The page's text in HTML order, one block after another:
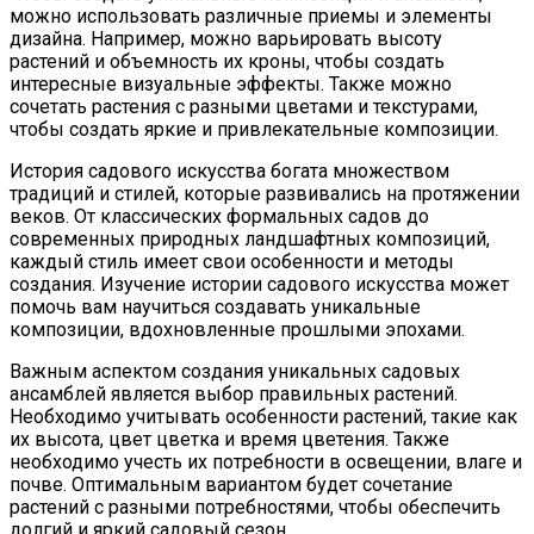
Самый Полезный Продукт Для Защиты
Костей От Старения: Что Должно Быть
В Рационе
можно использовать различные приемы и элементы
дизайна. Например, можно варьировать высоту
растений и объемность их кроны, чтобы создать
интересные визуальные эффекты. Также можно
сочетать растения с разными цветами и текстурами,
чтобы создать яркие и привлекательные композиции.
История садового искусства богата множеством
традиций и стилей, которые развивались на протяжении
веков. От классических формальных садов до
современных природных ландшафтных композиций,
каждый стиль имеет свои особенности и методы
создания. Изучение истории садового искусства может
помочь вам научиться создавать уникальные
композиции, вдохновленные прошлыми эпохами.
Важным аспектом создания уникальных садовых
ансамблей является выбор правильных растений.
Необходимо учитывать особенности растений, такие как
их высота, цвет цветка и время цветения. Также
необходимо учесть их потребности в освещении, влаге и
почве. Оптимальным вариантом будет сочетание
растений с разными потребностями, чтобы обеспечить